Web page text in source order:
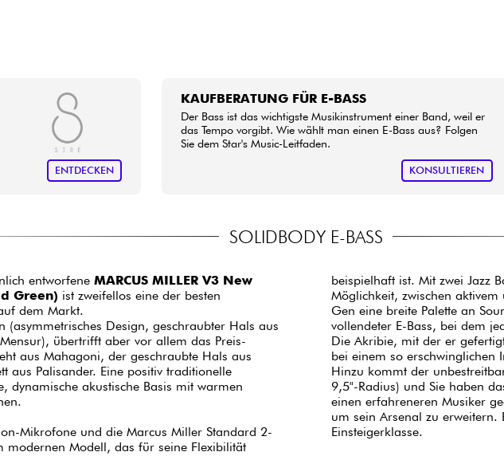
ENTDECKEN
KAUFBERATUNG FÜR E-BASS
Der Bass ist das wichtigste Musikinstrument einer Band, weil er
das Tempo vorgibt. Wie wählt man einen E-Bass aus? Folgen
Sie dem Star's Music-Leitfaden.
KONSULTIEREN
SOLIDBODY E-BASS
entworfene MARCUS MILLER V3 New
Green) ist zweifellos eine der besten
dem Markt.
Design, geschraubter Hals aus
übertrifft aber vor allem das Preis-
aus Mahagoni, der geschraubte Hals aus
aus Palisander. Eine positiv traditionelle
dynamische akustische Basis mit warmen
Mikrofone und die Marcus Miller Standard 2-
modernen Modell, das für seine Flexibilität
beispielhaft ist. Mit zwei Jazz
Möglichkeit, zwischen
Gen eine breite Palette an
vollendeter E-Bass, bei dem
Die Akribie, mit der er
bei einem so erschwinglichen
Hinzu kommt der
9,5"-Radius) und Sie haben
einen erfahreneren Musiker
um sein Arsenal zu erweitern.
Einsteigerklasse.